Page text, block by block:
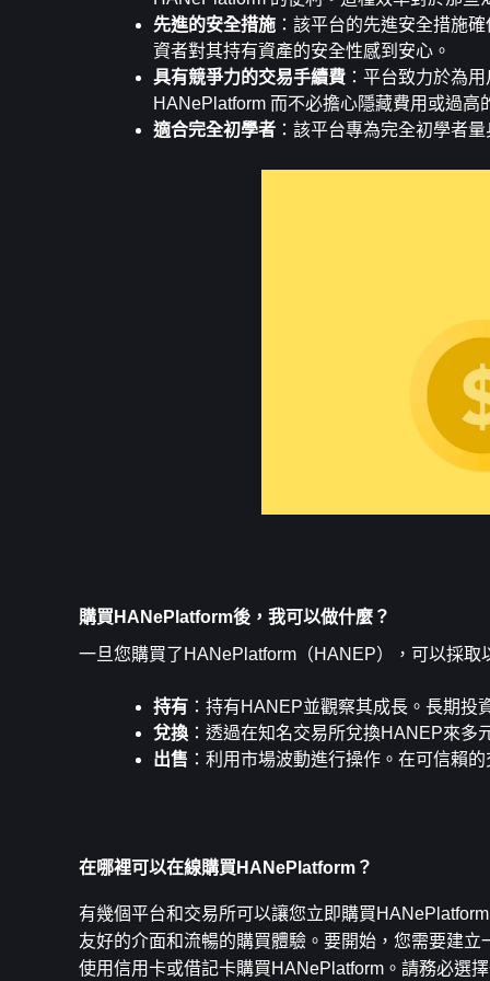
先進的安全措施 ：該平台的先進安全措施
資者對其持有資產的安全性感到安心。
具有競爭力的交易手續費 ：平台致力於為
HANePlatform 而不必擔心隱藏費用或過
適合完全初學者 ：該平台專為完全初學者
購買HANePlatform後，我可以做什麼？
一旦您購買了HANePlatform（HANEP），可以採取
持有 ：持有HANEP並觀察其成長。長期
兌換 ：透過在知名交易所兌換HANEP來
出售 ：利用市場波動進行操作。在可信賴
在哪裡可以在線購買HANePlatform？
有幾個平台和交易所可以讓您立即購買
友好的介面和流暢的購買體驗。要開始，您需要建
使用信用卡或借記卡購買HANePlatform。請務必選